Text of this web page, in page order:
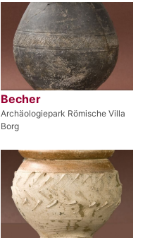
Becher
Archäologiepark Römische Villa
Borg